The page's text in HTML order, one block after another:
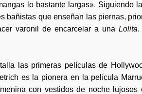
lo bastante largas». Siguiendo
bañistas que enseñan las piernas,
varonil de encarcelar a unaLolita.
las primeras películas de
es la pionera en la película
con vestidos de noche